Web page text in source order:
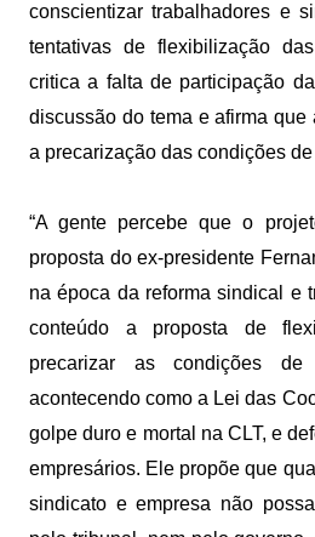
conscientizar trabalhadores e
tentativas de flexibilização
critica a falta de participação
discussão do tema e afirma que
a precarização das condições
“A gente percebe que o
proposta do ex-presidente
na época da reforma sindical e
conteúdo a proposta de
precarizar as condições
acontecendo como a Lei das
golpe duro e mortal na CLT, e
empresários. Ele propõe que
sindicato e empresa não